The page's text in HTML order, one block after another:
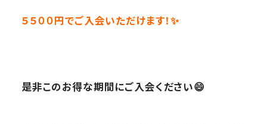
５５００円でご入会いただけます！✨
是非このお得な期間にご入会ください😄